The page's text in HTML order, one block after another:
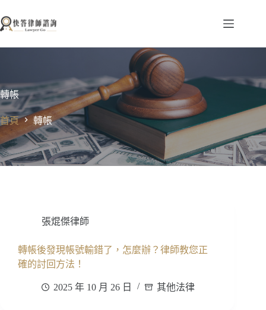
至
要
轉帳
首頁 轉帳
張焜傑律師
轉帳後發現帳號輸錯了，怎麼辦？律師教您正
確的討回方法！
2025 年 10 月 26 日 其他法律